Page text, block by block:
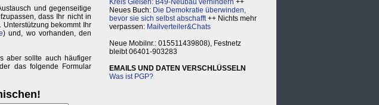
und gegenseitige
dass Ihr nicht in
bekommt Ihr
) und, wo vorhanden, den
aber sollte auch häufiger
das folgende Formular
Kreis Gießen: B49-Neubau verhindern ++
Neues Buch: Die Demokratie überwinden,
bevor sie sich selbst abschafft++ Nichts mehr
verpassen: Mailverteiler&Chats
Neue Mobilnr.: 015511439808), Festnetz
bleibt 06401-903283
EMAILS UND DATEN VERSCHLÜSSELN
Was ist PGP?